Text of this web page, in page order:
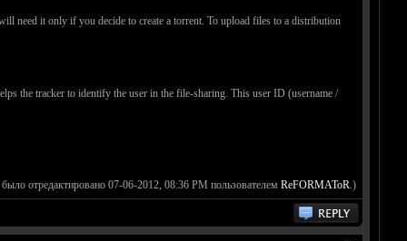
need it only if you decide to create a torrent. To upload files to a distribution
the tracker to identify the user in the file-sharing. This user ID (username /
отредактировано 07-06-2012, 08:36 PM пользователем ReFORMAToR.)